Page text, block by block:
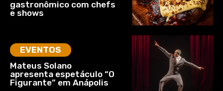
gastronômico com chefs
e shows
EVENTOS
Mateus Solano
apresenta espetáculo “O
Figurante” em Anápolis